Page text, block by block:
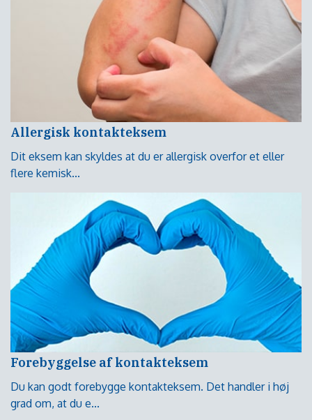
Allergisk kontakteksem
Dit eksem kan skyldes at du er allergisk overfor et eller
flere kemisk...
Forebyggelse af kontakteksem
Du kan godt forebygge kontakteksem. Det handler i høj
grad om, at du e...